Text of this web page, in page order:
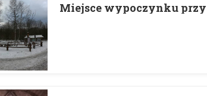
Miejsce wypoczynku